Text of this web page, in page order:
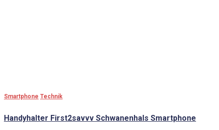
Smartphone Technik
Handyhalter First2savvv Schwanenhals Smartphone